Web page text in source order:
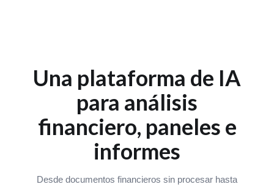
Una plataforma de IA
para análisis
financiero, paneles e
informes
Desde documentos financieros sin procesar hasta